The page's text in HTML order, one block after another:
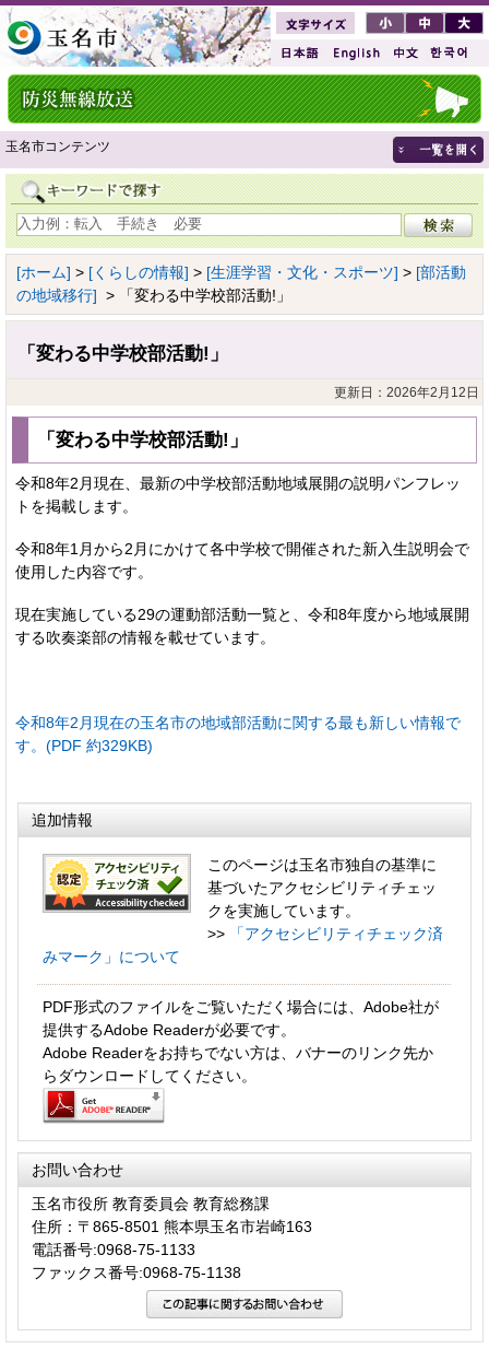
玉名市コンテンツ
[ホーム] > [くらしの情報] > [生涯学習・文化・スポーツ] > [部活動
の地域移行] > 「変わる中学校部活動!」
「変わる中学校部活動!」
更新日：2026年2月12日
「変わる中学校部活動!」
令和8年2月現在、最新の中学校部活動地域展開の説明パンフレッ
トを掲載します。
令和8年1月から2月にかけて各中学校で開催された新入生説明会で
使用した内容です。
現在実施している29の運動部活動一覧と、令和8年度から地域展開
する吹奏楽部の情報を載せています。
令和8年2月現在の玉名市の地域部活動に関する最も新しい情報で
す。(PDF 約329KB)
追加情報
このページは玉名市独自の基準に
基づいたアクセシビリティチェッ
クを実施しています。
>>
「アクセシビリティチェック済
みマーク」について
PDF形式のファイルをご覧いただく場合には、Adobe社が
提供するAdobe Readerが必要です。
Adobe Readerをお持ちでない方は、バナーのリンク先か
らダウンロードしてください。
お問い合わせ
玉名市役所 教育委員会 教育総務課
住所：〒865-8501 熊本県玉名市岩崎163
電話番号:0968-75-1133
ファックス番号:0968-75-1138